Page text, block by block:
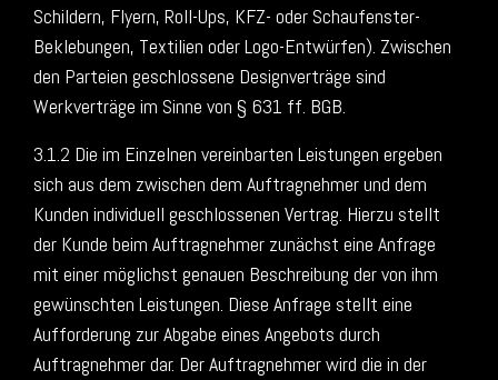
Schildern, Flyern, Roll-Ups, KFZ- oder Schaufenster-
Beklebungen, Textilien oder Logo-Entwürfen). Zwischen
den Parteien geschlossene Designverträge sind
Werkverträge im Sinne von § 631 ff. BGB.
3.1.2 Die im Einzelnen vereinbarten Leistungen ergeben
sich aus dem zwischen dem Auftragnehmer und dem
Kunden individuell geschlossenen Vertrag. Hierzu stellt
der Kunde beim Auftragnehmer zunächst eine Anfrage
mit einer möglichst genauen Beschreibung der von ihm
gewünschten Leistungen. Diese Anfrage stellt eine
Aufforderung zur Abgabe eines Angebots durch
Auftragnehmer dar. Der Auftragnehmer wird die in der